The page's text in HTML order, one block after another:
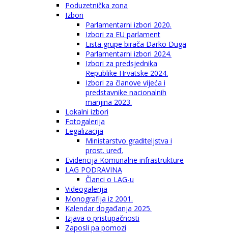
Poduzetnička zona
Izbori
Parlamentarni izbori 2020.
Izbori za EU parlament
Lista grupe birača Darko Duga
Parlamentarni izbori 2024.
Izbori za predsjednika
Republike Hrvatske 2024.
Izbori za članove vijeća i
predstavnike nacionalnih
manjina 2023.
Lokalni izbori
Fotogalerija
Legalizacija
Ministarstvo graditeljstva i
prost. uređ.
Evidencija Komunalne infrastrukture
LAG PODRAVINA
Članci o LAG-u
Videogalerija
Monografija iz 2001.
Kalendar događanja 2025.
Izjava o pristupačnosti
Zaposli pa pomozi